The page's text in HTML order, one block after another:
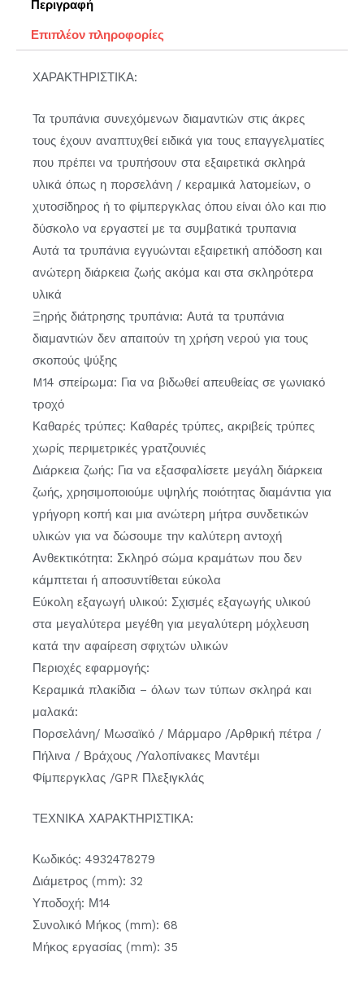
Περιγραφή
Επιπλέον πληροφορίες
ΧΑΡΑΚΤΗΡΙΣΤΙΚΑ:
Τα τρυπάνια συνεχόμενων διαμαντιών στις άκρες
τους έχουν αναπτυχθεί ειδικά για τους επαγγελματίες
που πρέπει να τρυπήσουν στα εξαιρετικά σκληρά
υλικά όπως η πορσελάνη / κεραμικά λατομείων, ο
χυτοσίδηρος ή το φίμπεργκλας όπου είναι όλο και πιο
δύσκολο να εργαστεί με τα συμβατικά τρυπανια
Αυτά τα τρυπάνια εγγυώνται εξαιρετική απόδοση και
ανώτερη διάρκεια ζωής ακόμα και στα σκληρότερα
υλικά
Ξηρής διάτρησης τρυπάνια: Αυτά τα τρυπάνια
διαμαντιών δεν απαιτούν τη χρήση νερού για τους
σκοπούς ψύξης
M14 σπείρωμα: Για να βιδωθεί απευθείας σε γωνιακό
τροχό
Καθαρές τρύπες: Καθαρές τρύπες, ακριβείς τρύπες
χωρίς περιμετρικές γρατζουνιές
Διάρκεια ζωής: Για να εξασφαλίσετε μεγάλη διάρκεια
ζωής, χρησιμοποιούμε υψηλής ποιότητας διαμάντια για
γρήγορη κοπή και μια ανώτερη μήτρα συνδετικών
υλικών για να δώσουμε την καλύτερη αντοχή
Ανθεκτικότητα: Σκληρό σώμα κραμάτων που δεν
κάμπτεται ή αποσυντίθεται εύκολα
Εύκολη εξαγωγή υλικού: Σχισμές εξαγωγής υλικού
στα μεγαλύτερα μεγέθη για μεγαλύτερη μόχλευση
κατά την αφαίρεση σφιχτών υλικών
Περιοχές εφαρμογής:
Κεραμικά πλακίδια – όλων των τύπων σκληρά και
μαλακά:
Πορσελάνη/ Μωσαϊκό / Μάρμαρο /Αρθρική πέτρα /
Πήλινα / Βράχους /Υαλοπίνακες Μαντέμι
Φίμπεργκλας /GPR Πλεξιγκλάς
ΤΕΧΝΙΚΑ ΧΑΡΑΚΤΗΡΙΣΤΙΚΑ:
Κωδικός: 4932478279
Διάμετρος (mm): 32
Υποδοχή: Μ14
Συνολικό Μήκος (mm): 68
Μήκος εργασίας (mm): 35